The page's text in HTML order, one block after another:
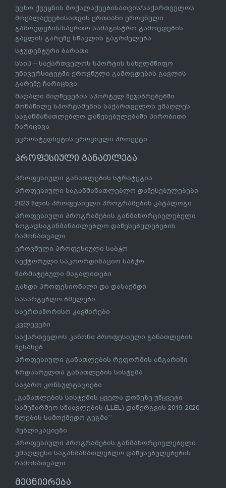
უცხო ქვეყნის მოქალაქეებისათვის/საქართველოს
მოქალაქეებისათვის ერთიანი ეროვნული
გამოცდების/საერთო სამაგისტრო გამოცდების
გავლის გარეშე სწავლის გაგრძელება
სტუდენტური ბარათი
სსიპ – საქართველოს სპორტის სახელმწიფო
უნივერსიტეტში ეროვნული გამოცდების გავლის
გარეშე ჩარიცხვა
მაღალი მიღწევების სპორტულ შეჯიბრებებში
მონაწილე სპორტსმენის საქართველოს უმაღლეს
საგანმანათლებლო დაწესებულებაში პირობითი
ჩარიცხვა
ევროსტუდნეტის ეროვნული პროექტი
პროფესიული განათლება
პროფესიული განათლების სტრატეგია
პროფესიული საგანმანათლებლო დაწესებულებები
2023 წლის პროფესიული პროგრამების კატალოგი
პროფესიული პროგრამების განმახორციელებელი
ზოგადსაგანმანათლებლო დაწესებულებების
ჩამონათვალი
ეროვნული პროფესიული საბჭო
სექტორული საკოორდინაციო საბჭო
წარმატებული მაგალითები
გახდი პროფესიონალი და დასაქმდი
სასარგებლო ბმულები
საერთაშორისო კავშირები
კვლევები
საქართველოს კანონი პროფესიული განათლების
შესახებ
პროფესიული განათლების რეფორმის ანგარიში
ზრდასრულთა განათლების სისტემა
საჯარო კონსულტაციები
„განათლების სისტემის ყველა დონეზე უწყვეტი
სამეწარმეო სწაავლების (LLEL) დანერგვის 2019-2020
წლების სამოქმედო გეგმა“’
პუბლიკაციები
პროფესიული პროგრამების განმახორციელებელი
უმაღლესი საგანმანათლებლო დაწესებულებების
ჩამონათვალი
მეცნიერება